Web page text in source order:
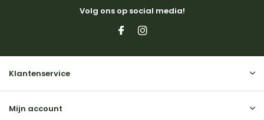
Volg ons op social media!
Klantenservice
Mijn account